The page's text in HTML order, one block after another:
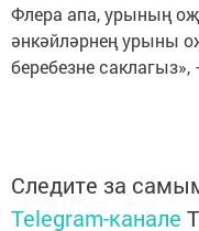
Флера апа, урының
әнкәйләрнең урыны
беребезне
Следите за
Telegram-канале